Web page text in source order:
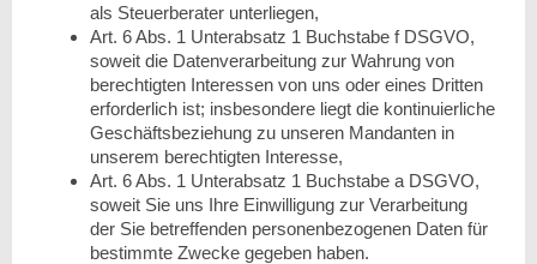
als Steuerberater unterliegen,
Art. 6 Abs. 1 Unterabsatz 1 Buchstabe f DSGVO,
soweit die Datenverarbeitung zur Wahrung von
berechtigten Interessen von uns oder eines Dritten
erforderlich ist; insbesondere liegt die kontinuierliche
Geschäftsbeziehung zu unseren Mandanten in
unserem berechtigten Interesse,
Art. 6 Abs. 1 Unterabsatz 1 Buchstabe a DSGVO,
soweit Sie uns Ihre Einwilligung zur Verarbeitung
der Sie betreffenden personenbezogenen Daten für
bestimmte Zwecke gegeben haben.